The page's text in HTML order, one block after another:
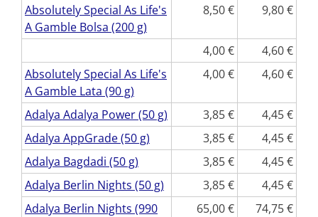
Absolutely Special As Life's
A Gamble Bolsa (200 g)
8,50 9,80
4,00
4,60
Absolutely Special As Life's
A Gamble Lata (90 g)
4,00 4,60
Adalya Adalya Power (50 g) 3,85
4,45
Adalya AppGrade (50 g)
3,85
4,45
Adalya Bagdadi (50 g)
3,85
4,45
Adalya Berlin Nights (50 g)
3,85
4,45
Adalya Berlin Nights (990
65,00 74,75